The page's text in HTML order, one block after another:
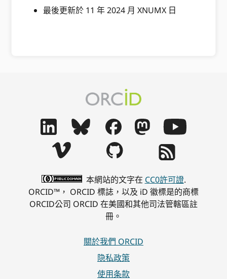
最後更新於 11 年 2024 月 XNUMX 日
本網站的文字在 CC0許可證.
ORCID™， ORCID 標誌，以及 iD 徽標是的商標
ORCID公司 ORCID 在美國和其他司法管轄區註
冊。
關於我們 ORCID
隐私政策
使用条款